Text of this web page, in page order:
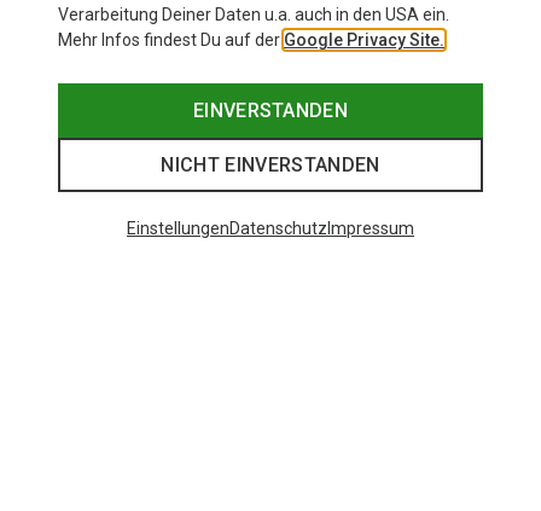
Verarbeitung Deiner Daten u.a. auch in den USA ein.
Mehr Infos findest Du auf der Google Privacy Site.
EINVERSTANDEN
NICHT EINVERSTANDEN
EinstellungenDatenschutz Impressum